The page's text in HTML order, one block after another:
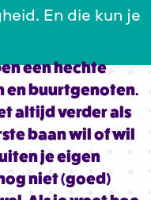
En die kun je
een hechte
en buurtgenoten.
altijd verder als
baan wil of wil
je eigen
niet (goed)